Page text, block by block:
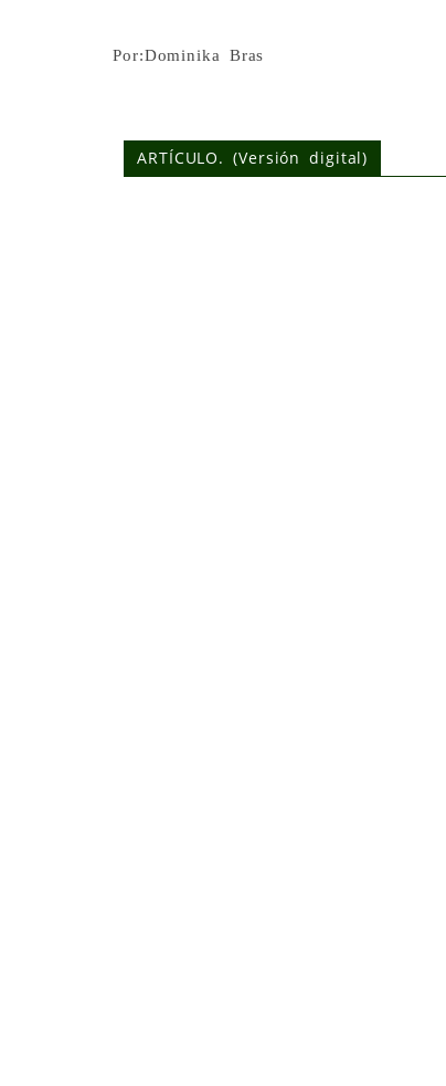
Por:Dominika Bras
ARTÍCULO. (Versión digital)